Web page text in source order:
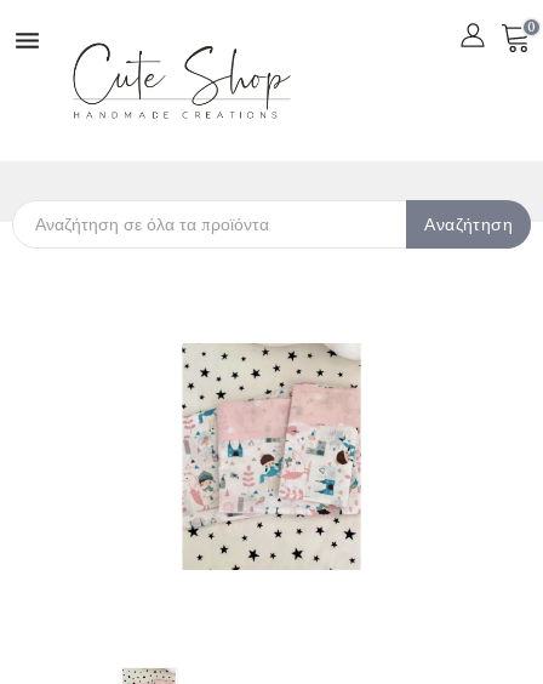
 0
Αναζήτηση